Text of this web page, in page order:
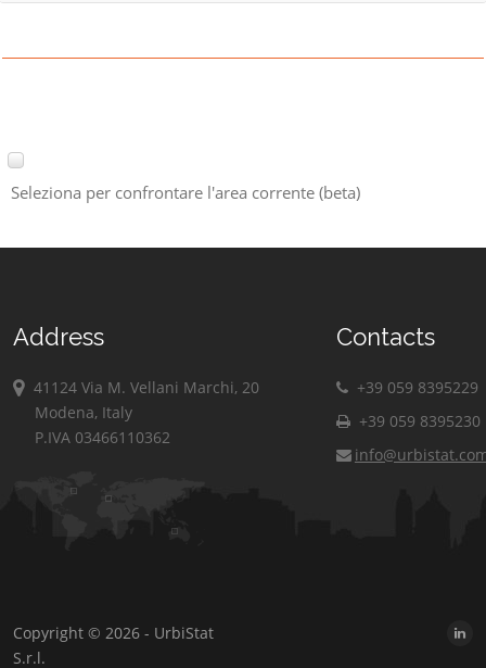
Seleziona per confrontare l'area corrente (beta)
Address
41124 Via M. Vellani Marchi, 20
Modena, Italy
P.IVA 03466110362
Contacts
+39 059 8395229
+39 059 8395230
Copyright © 2026 - UrbiStat
S.r.l.